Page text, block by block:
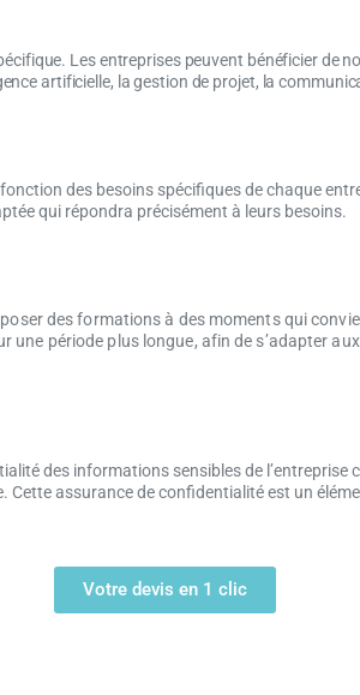
Les entreprises peuvent bénéficier
artificielle, la gestion de projet, la
des besoins spécifiques de chaque
qui répondra précisément à leurs besoins.
des formations à des moments qui
une période plus longue, afin de s’adapter
des informations sensibles de
Cette assurance de confidentialité est un
Votre devis en 1 clic